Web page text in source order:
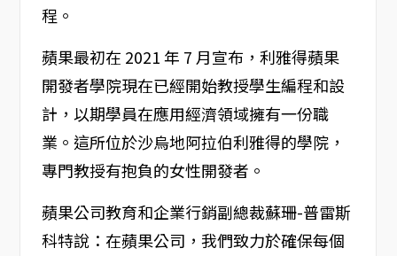
程。
蘋果最初在 2021 年 7 月宣布，利雅得蘋果
開發者學院現在已經開始教授學生編程和設
計，以期學員在應用經濟領域擁有一份職
業。這所位於沙烏地阿拉伯利雅得的學院，
專門教授有抱負的女性開發者。
蘋果公司教育和企業行銷副總裁蘇珊-普雷斯
科特說：在蘋果公司，我們致力於確保每個